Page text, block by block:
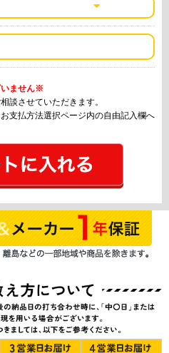
いません※
談させていただきます。
支払方法選択ページ内の自由記入欄へ